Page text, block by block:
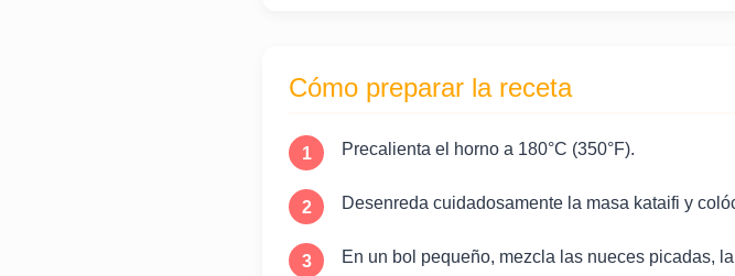
Cómo preparar la receta
Precalienta el horno a 180°C (350°F).
Desenreda cuidadosamente la masa kataifi y
En un bol pequeño, mezcla las nueces picadas,